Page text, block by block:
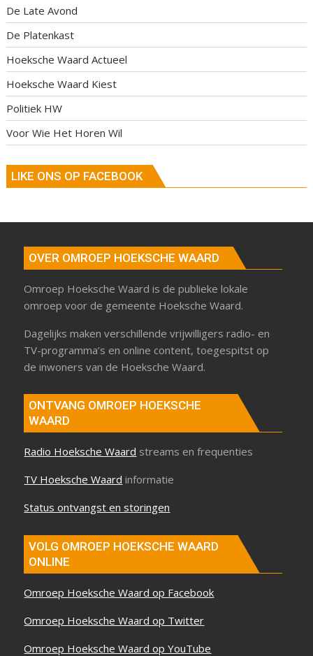
De Late Avond
De Platenkast
Hoeksche Waard Actueel
Hoeksche Waard Kiest
Politiek HW
Voor Wie Het Horen Wil
LIKE ONS OP FACEBOOK
OVER OMROEP HOEKSCHE WAARD
Omroep Hoeksche Waard is de publieke lokale
omroep voor de gemeente Hoeksche Waard.
Dagelijks maken verschillende vrijwilligers radio- en
TV-programma’s en online content, toegespitst op
de inwoners van de Hoeksche Waard.
ONTVANG OMROEP HOEKSCHE
WAARD
Radio Hoeksche Waard streams en frequenties
TV Hoeksche Waard informatie
Status ontvangst en storingen
VOLG OMROEP HOEKSCHE WAARD
ONLINE
Omroep Hoeksche Waard op Facebook
Omroep Hoeksche Waard op Twitter
Omroep Hoeksche Waard op YouTube